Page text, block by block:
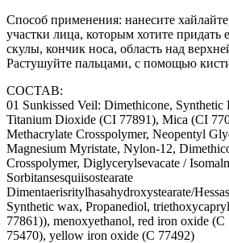
Способ применения: нанесите
участки лица, которым хотите придать
скулы, кончик носа, область над
Растушуйте пальцами, с помощью
СОСТАВ:
01 Sunkissed Veil: Dimethicone, Synthetic
Titanium Dioxide (CI 77891), Mica (CI
Methacrylate Crosspolymer, Neopentyl
Magnesium Myristate, Nylon-12,
Crosspolymer, Diglycerylsevacate /
Sorbitansesquiisostearate
Dimentaerisritylhasahydroxystearate/
Synthetic wax, Propanediol,
77861)), menoxyethanol, red iron oxide
75470), yellow iron oxide (C 77492)